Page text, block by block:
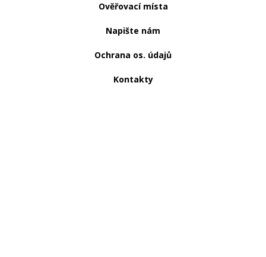
Ověřovací místa
Napište nám
Ochrana os. údajů
Kontakty